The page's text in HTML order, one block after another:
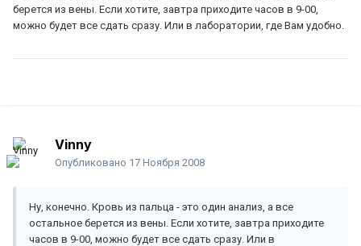
берется из вены. Если хотите, завтра приходите часов в 9-00,
можно будет все сдать сразу. Или в лаборатории, где Вам удобно.
Vinny
Опубликовано 17 Ноября 2008
Ну, конечно. Кровь из пальца - это один анализ, а все
остальное берется из вены. Если хотите, завтра приходите
часов в 9-00, можно будет все сдать сразу. Или в